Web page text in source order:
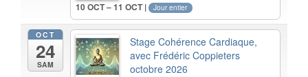
10 OCT – 11 OCT | Jour entier
OCT
24
SAM
Stage Cohérence Cardiaque,
avec Frédéric Coppieters
octobre 2026